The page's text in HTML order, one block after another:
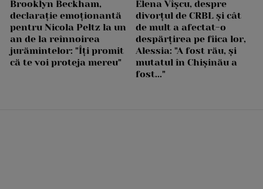
Brooklyn Beckham,
declarație emoționantă
pentru Nicola Peltz la un
an de la reînnoirea
jurămintelor: "Îți promit
că te voi proteja mereu"
Elena Vîșcu, despre
divorțul de CRBL și cât
de mult a afectat-o
despărțirea pe fiica lor,
Alessia: "A fost rău, și
mutatul în Chișinău a
fost..."